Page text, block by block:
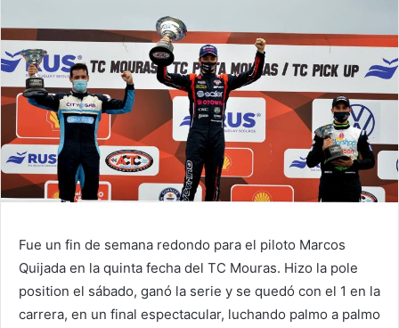
Fue un fin de semana redondo para el piloto Marcos
Quijada en la quinta fecha del TC Mouras. Hizo la pole
position el sábado, ganó la serie y se quedó con el 1 en la
carrera, en un final espectacular, luchando palmo a palmo